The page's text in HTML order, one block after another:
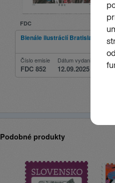
FDC
Bienále ilustrácií Bratislava 2025
Číslo emisie
FDC 852
Dátum vydania
12.09.2025
Podobné produkty